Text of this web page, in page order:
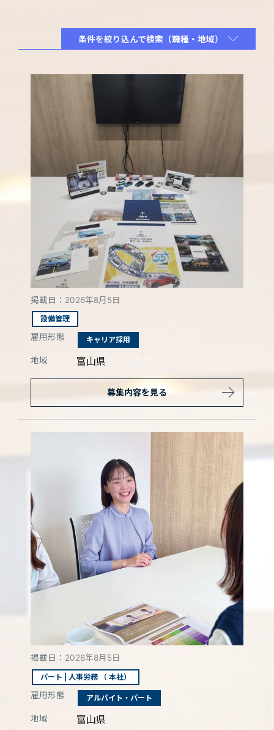
条件を絞り込んで検索（職種・地域）
掲載日： 2026年8月5日
設備管理
雇用形態 キャリア採用
地域 富山県
募集内容を見る
掲載日： 2026年8月5日
パート | 人事労務 （ 本社）
雇用形態 アルバイト・パート
地域 富山県